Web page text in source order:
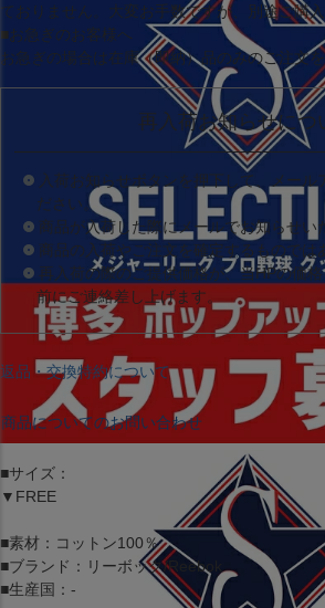
ておりません。大変お手数ですが、別途ご購
■お急ぎのお客様へ
お急ぎの場合は 在庫（即納）品のみのご注文
再入荷お知らせにつ
入荷お知らせボタンを押下して、メール
ださい。
商品が入荷した際にメールでお知らせい
商品の入荷やご注文を確定するものでは
再入荷の際のご提供価格が、当HPの価
前にご連絡差し上げます。
返品・交換特約について
商品についてのお問い合わせ
■サイズ：
▼FREE
■素材：コットン100％
■ブランド：リーボック/Reebok
■生産国：-